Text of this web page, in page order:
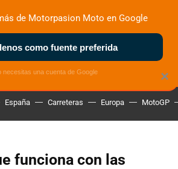
DEPORTIVAS MOTOS ELÉCTRICAS
España Carreteras Europa MotoGP
funciona con las
×
de Motorpasion Moto en Google
como fuente preferida
necesitas una cuenta de Google